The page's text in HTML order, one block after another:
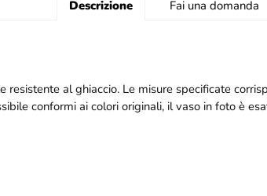
Descrizione Fai una domanda
al ghiaccio. Le misure specificate
conformi ai colori originali, il vaso in foto è